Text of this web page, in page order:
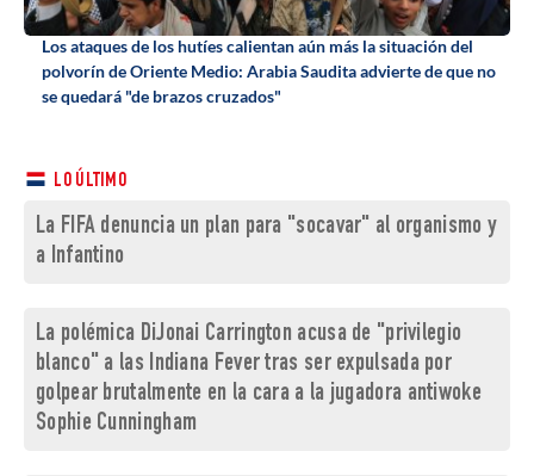
Los ataques de los hutíes calientan aún más la situación del
polvorín de Oriente Medio: Arabia Saudita advierte de que no
se quedará "de brazos cruzados"
LO ÚLTIMO
La FIFA denuncia un plan para "socavar" al organismo y
a Infantino
La polémica DiJonai Carrington acusa de "privilegio
blanco" a las Indiana Fever tras ser expulsada por
golpear brutalmente en la cara a la jugadora antiwoke
Sophie Cunningham